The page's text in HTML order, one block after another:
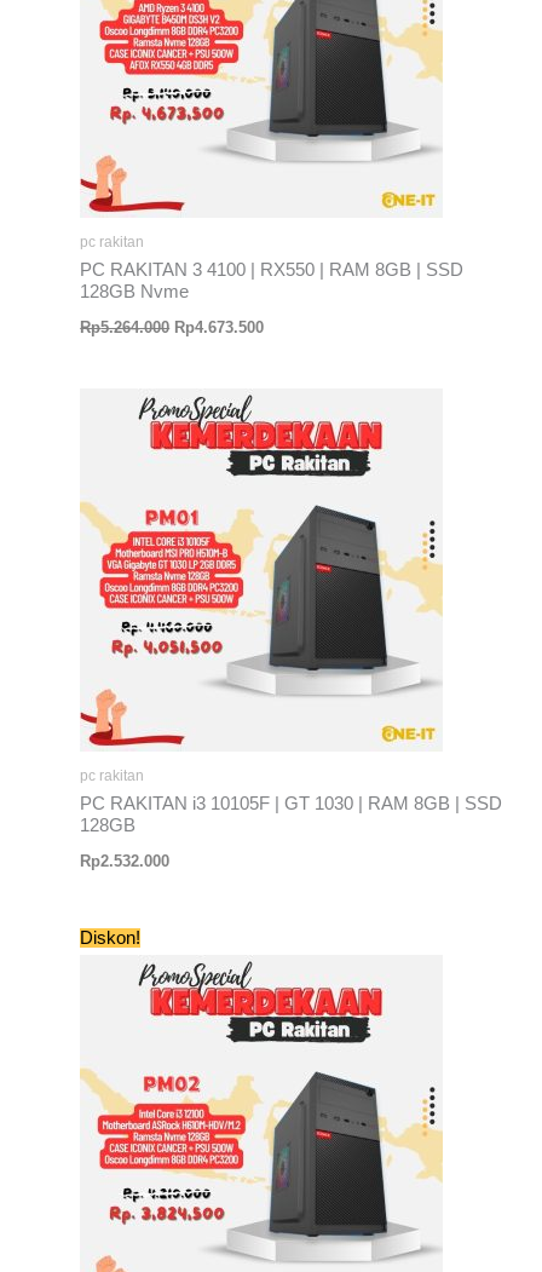
pc rakitan
PC RAKITAN 3 4100 | RX550 | RAM 8GB | SSD
128GB Nvme
Rp5.264.000 Rp4.673.500
pc rakitan
PC RAKITAN i3 10105F | GT 1030 | RAM 8GB | SSD
128GB
Rp2.532.000
Diskon!
adalah:
Rp4.312.000.adalah:
Rp3.824.500.